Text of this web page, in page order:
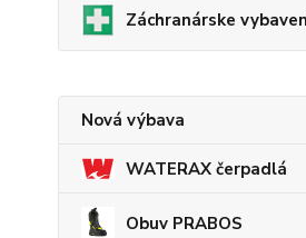
Záchranárske
Nová výbava
WATERAX čerpadlá
Obuv PRABOS